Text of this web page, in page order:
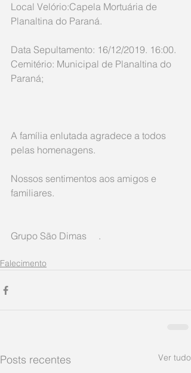
Local Velório:Capela Mortuária de
Planaltina do Paraná.
Data Sepultamento: 16/12/2019. 16:00.
Cemitério: Municipal de Planaltina do
Paraná;
A família enlutada agradece a todos
pelas homenagens.
Nossos sentimentos aos amigos e
familiares.
Grupo São Dimas     .
Falecimento
Posts recentes Ver tudo